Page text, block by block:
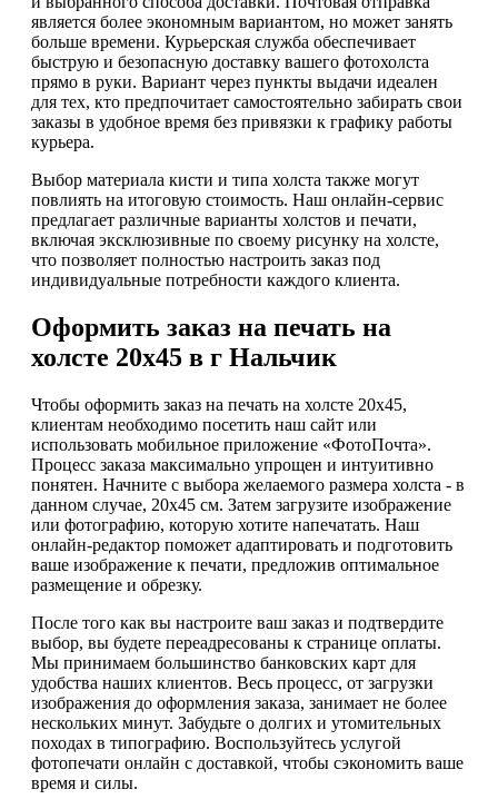
является более экономным вариантом, но может занять
больше времени. Курьерская служба обеспечивает
быструю и безопасную доставку вашего фотохолста
прямо в руки. Вариант через пункты выдачи идеален
для тех, кто предпочитает самостоятельно забирать свои
заказы в удобное время без привязки к графику работы
курьера.
Выбор материала кисти и типа холста также могут
повлиять на итоговую стоимость. Наш онлайн-сервис
предлагает различные варианты холстов и печати,
включая эксклюзивные по своему рисунку на холсте,
что позволяет полностью настроить заказ под
индивидуальные потребности каждого клиента.
Оформить заказ на печать на
холсте 20х45 в г Нальчик
Чтобы оформить заказ на печать на холсте 20х45,
клиентам необходимо посетить наш сайт или
использовать мобильное приложение «ФотоПочта».
Процесс заказа максимально упрощен и интуитивно
понятен. Начните с выбора желаемого размера холста - в
данном случае, 20х45 см. Затем загрузите изображение
или фотографию, которую хотите напечатать. Наш
онлайн-редактор поможет адаптировать и подготовить
ваше изображение к печати, предложив оптимальное
размещение и обрезку.
После того как вы настроите ваш заказ и подтвердите
выбор, вы будете переадресованы к странице оплаты.
Мы принимаем большинство банковских карт для
удобства наших клиентов. Весь процесс, от загрузки
изображения до оформления заказа, занимает не более
нескольких минут. Забудьте о долгих и утомительных
походах в типографию. Воспользуйтесь услугой
фотопечати онлайн с доставкой, чтобы сэкономить ваше
время и силы.